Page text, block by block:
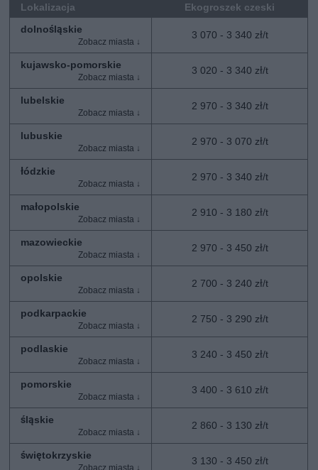
Lokalizacja
Ekogroszek czeski
dolnośląskie
3 070 - 3 340 zł/t
kujawsko-pomorskie 3 020 - 3 340 zł/t
lubelskie 2 970 - 3 340 zł/t
lubuskie 2 970 - 3 070 zł/t
łódzkie 2 970 - 3 340 zł/t
małopolskie 2 910 - 3 180 zł/t
mazowieckie 2 970 - 3 450 zł/t
opolskie 2 700 - 3 240 zł/t
podkarpackie 2 750 - 3 290 zł/t
podlaskie 3 240 - 3 450 zł/t
pomorskie 3 400 - 3 610 zł/t
śląskie 2 860 - 3 130 zł/t
świętokrzyskie 3 130 - 3 450 zł/t